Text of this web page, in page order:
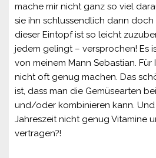
mache mir nicht ganz so viel
sie ihn schlussendlich dann
dieser Eintopf ist so leicht
jedem gelingt – versprochen! Es
von meinem Mann Sebastian. Für
nicht oft genug machen. Das
ist, dass man die Gemüsearten
und/oder kombinieren kann.
Jahreszeit nicht genug Vitamine
vertragen?!